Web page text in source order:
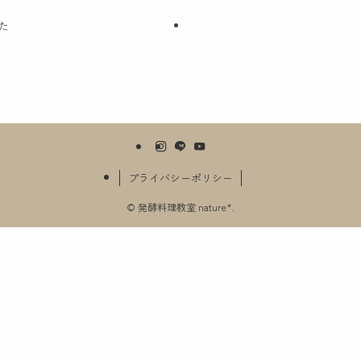
プライバシーポリシー
© 発酵料理教室 nature*.